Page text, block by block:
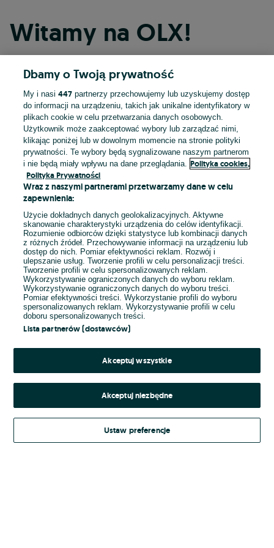
Witamy na OLX!
Kontynuuj przez Facebooka
Kontynuuj przez konto Apple
Kontynuuj przez konto Google
LUB
E-mail
Hasło
Kontynuując za pośrednictwem jednego z dostawców wskazanych powyżej,
Regulamin serwisu OLX.pl w jego aktualnym brzmieniu.
Dbamy o Twoją prywatność
My i nasi447 partnerzy przechowujemy lub uzyskujemy dostęp
do informacji na urządzeniu, takich jak unikalne identyfikatory w
plikach cookie w celu przetwarzania danych osobowych.
Użytkownik może zaakceptować wybory lub zarządzać nimi,
klikając poniżej lub w dowolnym momencie na stronie polityki
prywatności. Te wybory będą sygnalizowane naszym partnerom
i nie będą miały wpływu na dane przeglądania.
Polityka cookies,
Polityka Prywatności
Wraz z naszymi partnerami przetwarzamy dane w celu
zapewnienia:
Użycie dokładnych danych geolokalizacyjnych. Aktywne
skanowanie charakterystyki urządzenia do celów identyfikacji.
Rozumienie odbiorców dzięki statystyce lub kombinacji danych
z różnych źródeł. Przechowywanie informacji na urządzeniu lub
dostęp do nich. Pomiar efektywności reklam. Rozwój i
ulepszanie usług. Tworzenie profili w celu personalizacji treści.
Tworzenie profili w celu spersonalizowanych reklam.
Wykorzystywanie ograniczonych danych do wyboru reklam.
Wykorzystywanie ograniczonych danych do wyboru treści.
Pomiar efektywności treści. Wykorzystanie profili do wyboru
spersonalizowanych reklam. Wykorzystywanie profili w celu
doboru spersonalizowanych treści.
Lista partnerów (dostawców)
Akceptuj wszystkie
Akceptuj niezbędne
Ustaw preferencje